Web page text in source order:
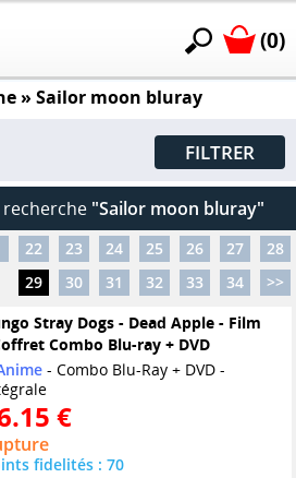
(0)
» Sailor moon bluray
FILTRER
"Sailor moon bluray"
22 23 24 25 26 27
28
29
30 31 32 33 34
>>
Stray Dogs - Dead Apple - Film
Combo Blu-ray + DVD
- Combo Blu-Ray + DVD -
€
fidelités : 70